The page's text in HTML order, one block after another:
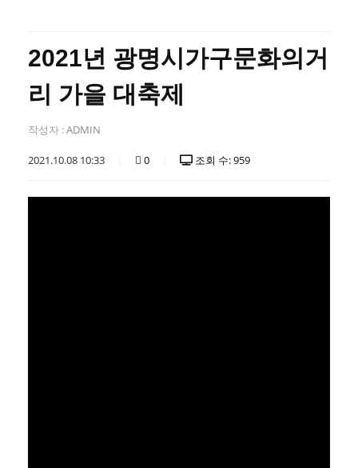
2021년 광명시가구문화의거
리 가을 대축제
작성자 :ADMIN
2021.10.08 10:33 0 조회 수: 959